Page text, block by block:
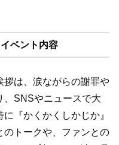
ベント内容
拶は、涙ながらの謝罪や
、SNSやニュースで大
『かくかくしかじか』
のトークや、ファンとの